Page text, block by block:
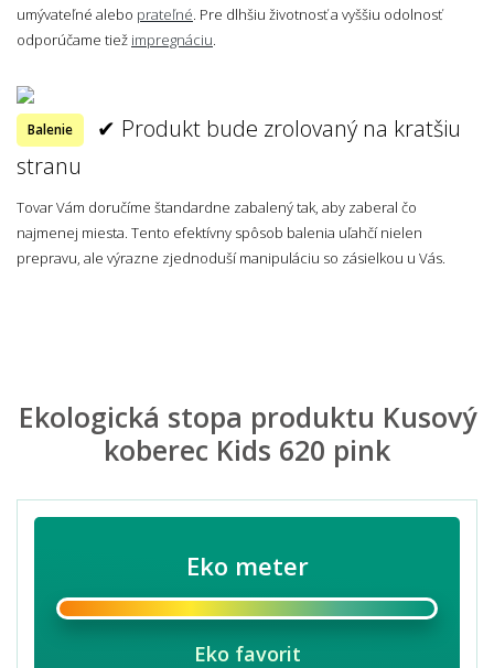
umývateľné alebo prateľné . Pre dlhšiu životnosť a vyššiu odolnosť
odporúčame tiež impregnáciu
Balenie
✔ Produkt bude zrolovaný na kratšiu
stranu
Tovar Vám doručíme štandardne zabalený tak, aby zaberal čo
najmenej miesta. Tento efektívny spôsob balenia uľahčí nielen
prepravu, ale výrazne zjednoduší manipuláciu so zásielkou u Vás.
Ekologická stopa produktu Kusový
koberec Kids 620 pink
Eko meter
Eko favorit